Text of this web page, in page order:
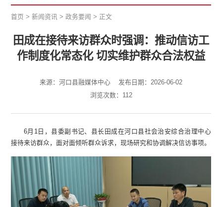
首页 >新闻资讯 >政务要闻 > 正文
田成在接待来访群众时强调：推动信访工
作制度化常态化 切实维护群众合法权益
来源：河口县融媒体中心
发布日期：2026-06-02
浏览次数： 112
6月1日，县委副书记、县长田成在河口县社会治安综合治理中心
接待来访群众，面对面倾听群众诉求，现场研究和协调解决信访事项。